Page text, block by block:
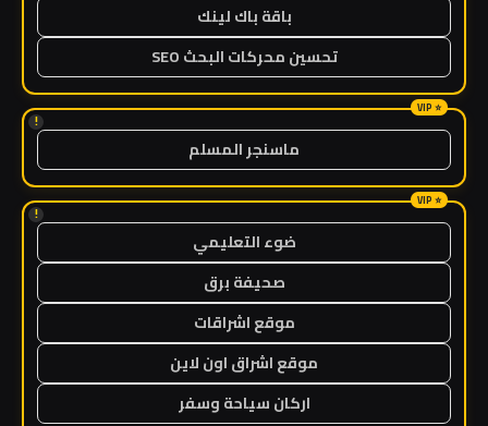
باقة باك لينك
تحسين محركات البحث SEO
!
ماسنجر المسلم
!
ضوء التعليمي
صحيفة برق
موقع اشراقات
موقع اشراق اون لاين
اركان سياحة وسفر